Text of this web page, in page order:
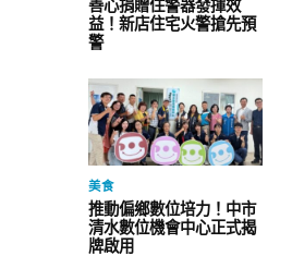
善心捐贈住警器發揮效
益！新店住宅火警搶先預
警
美食
推動偏鄉數位培力！中市
清水數位機會中心正式揭
牌啟用